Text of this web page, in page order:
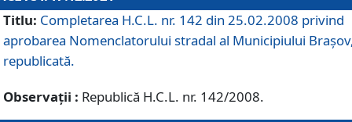
Titlu: Completarea H.C.L. nr. 142 din 25.02.2008 privind
aprobarea Nomenclatorului stradal al Municipiului
republicată.
Observații : Republică H.C.L. nr. 142/2008.